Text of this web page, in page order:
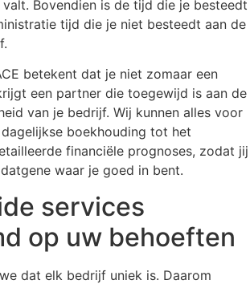
Bovendien is de tijd die je besteedt
tijd die je niet besteedt aan de
betekent dat je niet zomaar een
een partner die toegewijd is aan de
van je bedrijf. Wij kunnen alles voor
boekhouding tot het
financiële prognoses, zodat jij
waar je goed in bent.
services
op uw behoeften
dat elk bedrijf uniek is. Daarom